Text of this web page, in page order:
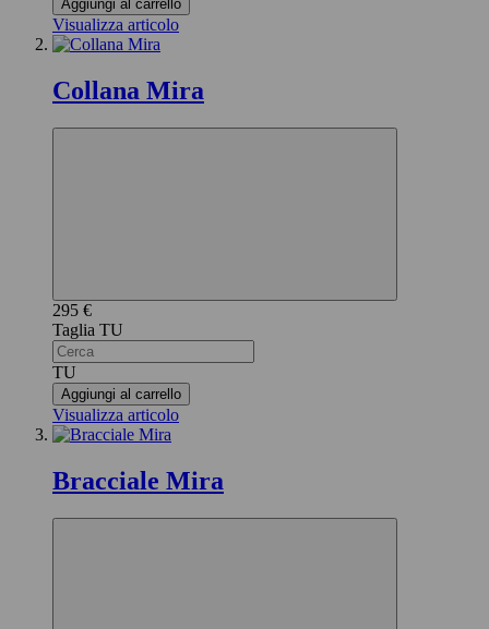
Aggiungi al carrello
Visualizza articolo
Collana Mira
295 €
TU
TU
Aggiungi al carrello
Visualizza articolo
Bracciale Mira